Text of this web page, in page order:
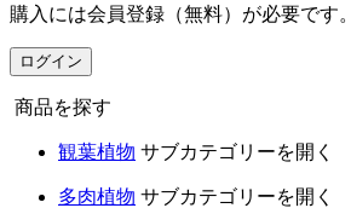
購入には会員登録（無料）が必要です。
ログイン
商品を探す
観葉植物 サブカテゴリーを開く
多肉植物 サブカテゴリーを開く